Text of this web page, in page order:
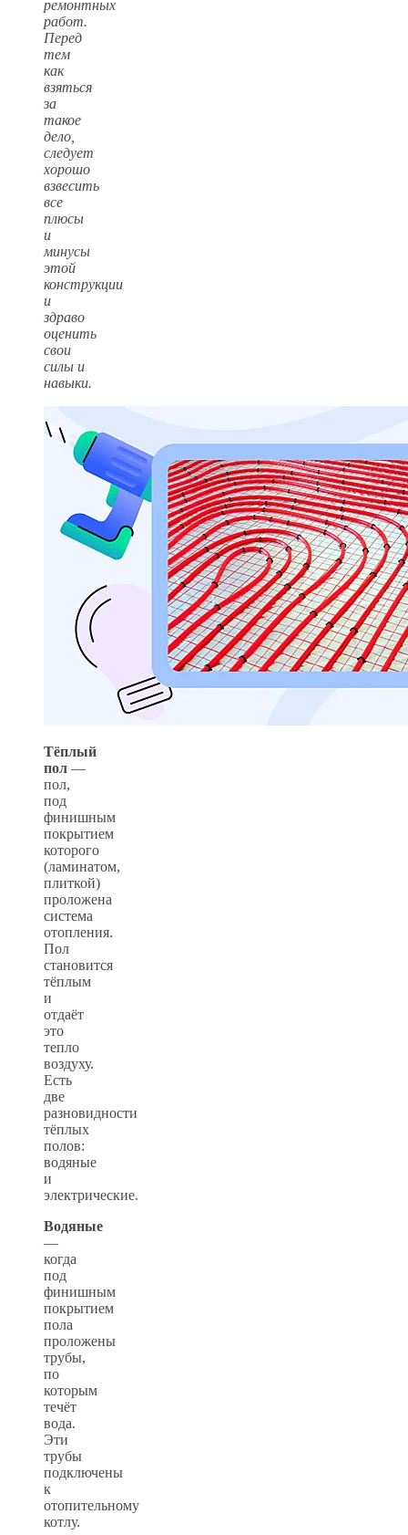
ремонтных
работ.
Перед
тем
как
взяться
за
такое
дело,
следует
хорошо
взвесить
все
плюсы
и
минусы
этой
конструкции
и
здраво
оценить
свои
силы и
навыки.
Тёплый
пол —
пол,
под
финишным
покрытием
которого
(ламинатом,
плиткой)
проложена
система
отопления.
Пол
становится
тёплым
и
отдаёт
это
тепло
воздуху.
Есть
две
разновидности
тёплых
полов:
водяные
и
электрические.
Водяные
—
когда
под
финишным
покрытием
пола
проложены
трубы,
по
которым
течёт
вода.
Эти
трубы
подключены
к
отопительному
котлу.